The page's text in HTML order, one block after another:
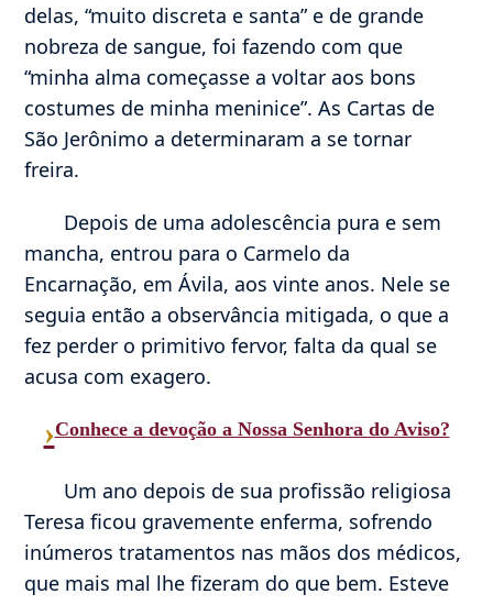
delas, “muito discreta e santa” e de grande
nobreza de sangue, foi fazendo com que
“minha alma começasse a voltar aos bons
costumes de minha meninice”. As Cartas de
São Jerônimo a determinaram a se tornar
freira.
Depois de uma adolescência pura e sem
mancha, entrou para o Carmelo da
Encarnação, em Ávila, aos vinte anos. Nele se
seguia então a observância mitigada, o que a
fez perder o primitivo fervor, falta da qual se
acusa com exagero.
›Conhece a devoção a Nossa Senhora do Aviso?
Um ano depois de sua profissão religiosa
Teresa ficou gravemente enferma, sofrendo
inúmeros tratamentos nas mãos dos médicos,
que mais mal lhe fizeram do que bem. Esteve